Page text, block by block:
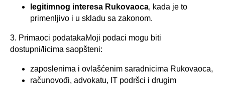
legitimnog interesa Rukovaoca, kada je to
primenljivo i u skladu sa zakonom.
3. Primaoci podatakaMoji podaci mogu biti
dostupni/licima saopšteni:
zaposlenima i ovlašćenim saradnicima Rukovaoca,
računovođi, advokatu, IT podršci i drugim